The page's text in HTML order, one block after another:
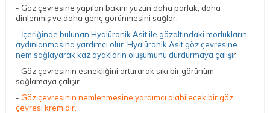
- Göz çevresine yapılan bakım yüzün daha parlak, daha
dinlenmiş ve daha genç görünmesini sağlar.
- İçeriğinde bulunan Hyalüronik Asit ile gözaltındaki morlukların
aydınlanmasına yardımcı olur. Hyalüronik Asit göz çevresine
nem sağlayarak kaz ayakların oluşumunu durdurmaya çalışır.
- Göz çevresinin esnekliğini arttırarak sıkı bir görünüm
sağlamaya çalışır.
- Göz çevresinin nemlenmesine yardımcı olabilecek bir göz
çevresi kremidir.